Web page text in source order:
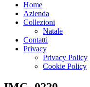
Home
Azienda
Collezioni
Natale
Contatti
Privacy
Privacy Policy
Cookie Policy